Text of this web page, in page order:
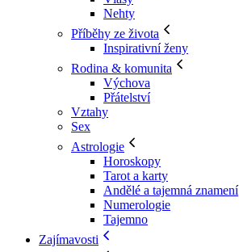
Nehty
Příběhy ze života
Inspirativní ženy
Rodina & komunita
Výchova
Přátelství
Vztahy
Sex
Astrologie
Horoskopy
Tarot a karty
Andělé a tajemná znamení
Numerologie
Tajemno
Zajímavosti